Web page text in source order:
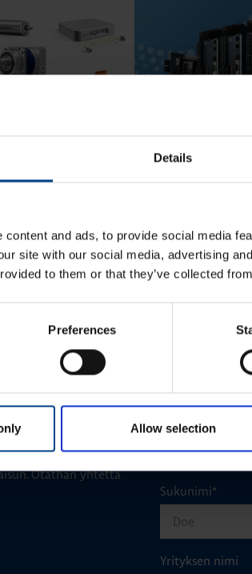
Details
and ads, to provide social media
site with our social media, advertising
to them or that they’ve collected
Preferences
Allow selection
KATSO LISÄÄ ARTIKKELEITA
Otathan yhtettä
Etunimi
Sukunimi*
Yrityksen nimi